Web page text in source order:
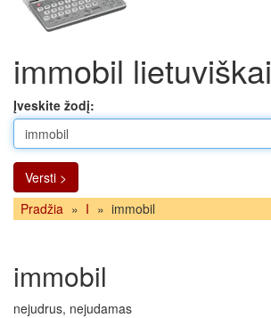
immobil lietuviškai
Įveskite žodį:
Versti >
Pradžia » I » immobil
immobil
nejudrus, nejudamas